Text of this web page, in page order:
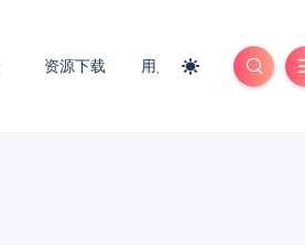
资源下载 用户中心